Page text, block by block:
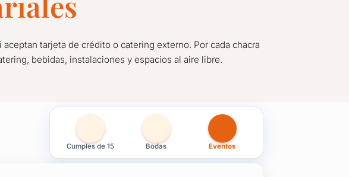
tarjeta de crédito o catering externo. Por cada chacra
bebidas, instalaciones y espacios al aire libre.
Cumples de 15 Bodas Eventos
Barros Blancos, Canelones
aceptan tarjeta de crédito o catering externo. Por cada chacra para celebrar